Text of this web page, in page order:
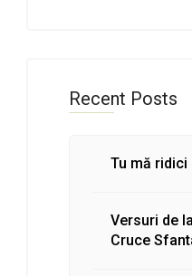
Recent Posts
Tu mă ridici
Versuri de
Cruce